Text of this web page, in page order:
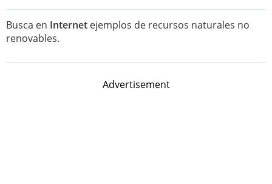
Busca en Internet ejemplos de recursos naturales no
renovables.
Advertisement